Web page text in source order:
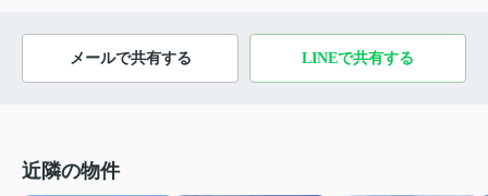
メールで共有する LINEで共有する
近隣の物件